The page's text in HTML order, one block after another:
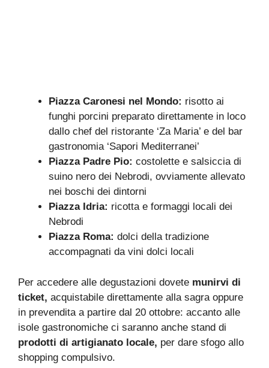
Piazza Caronesi nel Mondo: risotto ai
funghi porcini preparato direttamente in loco
dallo chef del ristorante ‘Za Maria’ e del bar
gastronomia ‘Sapori Mediterranei’
Piazza Padre Pio: costolette e salsiccia di
suino nero dei Nebrodi, ovviamente allevato
nei boschi dei dintorni
Piazza Idria: ricotta e formaggi locali dei
Nebrodi
Piazza Roma: dolci della tradizione
accompagnati da vini dolci locali
Per accedere alle degustazioni dovete munirvi di
ticket, acquistabile direttamente alla sagra oppure
in prevendita a partire dal 20 ottobre: accanto alle
isole gastronomiche ci saranno anche stand di
prodotti di artigianato locale, per dare sfogo allo
shopping compulsivo.